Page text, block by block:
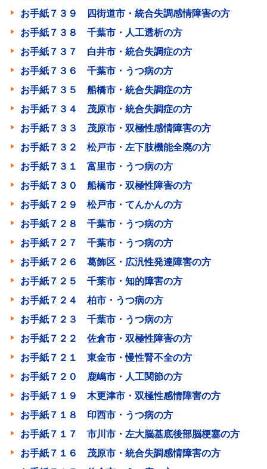
お手紙７３９ 四街道市・統合失調感情障害の方
お手紙７３８ 千葉市・人工透析の方
お手紙７３７ 白井市・統合失調症の方
お手紙７３６ 千葉市・うつ病の方
お手紙７３５ 船橋市・統合失調症の方
お手紙７３４ 茂原市・統合失調症の方
お手紙７３３ 茂原市・双極性感情障害の方
お手紙７３２ 松戸市・左下肢機能全廃の方
お手紙７３１ 富里市・うつ病の方
お手紙７３０ 船橋市・双極性障害の方
お手紙７２９ 松戸市・てんかんの方
お手紙７２８ 千葉市・うつ病の方
お手紙７２７ 千葉市・うつ病の方
お手紙７２６ 葛飾区・広汎性発達障害の方
お手紙７２５ 千葉市・知的障害の方
お手紙７２４ 柏市・うつ病の方
お手紙７２３ 千葉市・うつ病の方
お手紙７２２ 佐倉市・双極性障害の方
お手紙７２１ 東金市・慢性腎不全の方
お手紙７２０ 鹿嶋市・人工関節の方
お手紙７１９ 木更津市・双極性感情障害の方
お手紙７１８ 印西市・うつ病の方
お手紙７１７ 市川市・左大脳基底後部脳梗塞の方
お手紙７１６ 茂原市・統合失調感情障害の方